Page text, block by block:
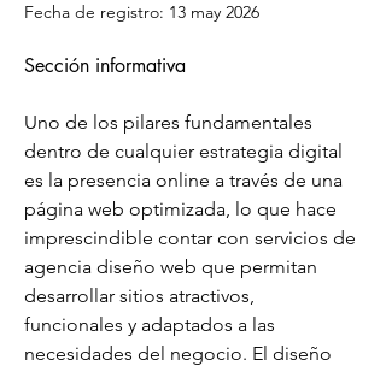
Fecha de registro: 13 may 2026
Sección informativa
Uno de los pilares fundamentales
dentro de cualquier estrategia digital
es la presencia online a través de una
página web optimizada, lo que hace
imprescindible contar con servicios de
agencia diseño web que permitan
desarrollar sitios atractivos,
funcionales y adaptados a las
necesidades del negocio. El diseño